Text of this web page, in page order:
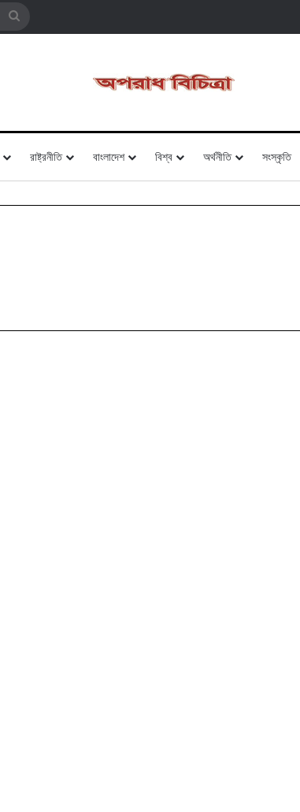
রাষ্ট্রনীতি বাংলাদেশ বিশ্ব অর্থনীতি সংস্কৃতি